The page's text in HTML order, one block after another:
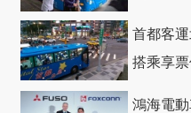
首都客
搭乘享
鴻海電